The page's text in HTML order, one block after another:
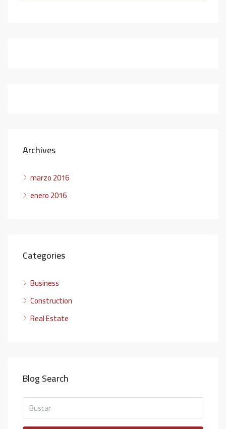
Archives
marzo 2016
enero 2016
Categories
Business
Construction
Real Estate
Blog Search